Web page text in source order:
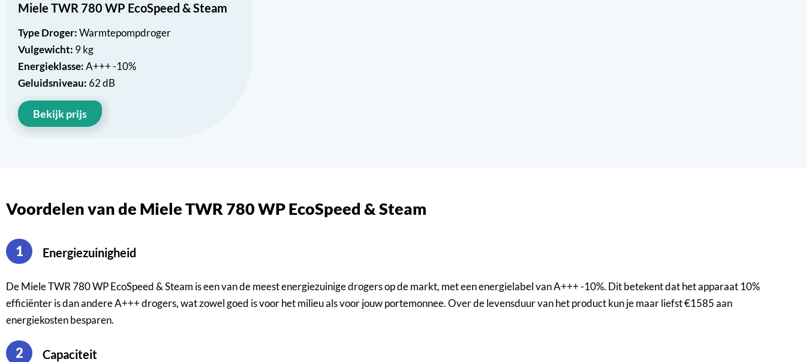
Miele TWR 780 WP EcoSpeed & Steam
Type Droger:Warmtepompdroger
Vulgewicht: 9 kg
Energieklasse:A+++ -10%
Geluidsniveau: 62 dB
Bekijk prijs
Voordelen van de Miele TWR 780 WP EcoSpeed & Steam
1 Energiezuinigheid
De Miele TWR 780 WP EcoSpeed & Steam is een van de meest energiezuinige drogers op de markt, met een energielabel van A+++ -10%. Dit betekent dat het apparaat 10%
efficiënter is dan andere A+++ drogers, wat zowel goed is voor het milieu als voor jouw portemonnee. Over de levensduur van het product kun je maar liefst €1585 aan
energiekosten besparen.
2 Capaciteit